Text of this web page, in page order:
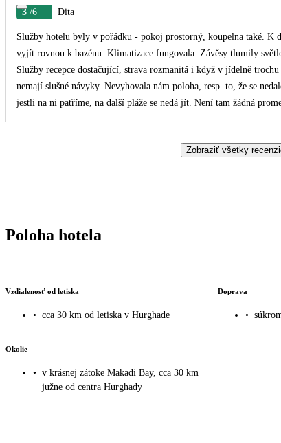
3 /6 Dita
Služby hotelu byly v pořádku - pokoj prostorný, koupelna také. K
vyjít rovnou k bazénu. Klimatizace fungovala. Závěsy tlumily
Služby recepce dostačující, strava rozmanitá i když v jídelně
nemají slušné návyky. Nevyhovala nám poloha, resp. to, že se nedalo jít nikde do okolí. Hotel má svou pláž, kde nás 2x kontrolovali,
jestli na ni patříme, na další pláže se nedá jít. Není tam žádná
nápomocní. Na zprávy na WA reagovali téměř okamžitě. Chválíme
Zobraziť všetky
Poloha hotela
Vzdialenosť od letiska
• cca 30 km od letiska v Hurghade
Doprava
•
Okolie
• v krásnej zátoke Makadi Bay, cca 30 km
južne od centra Hurghady